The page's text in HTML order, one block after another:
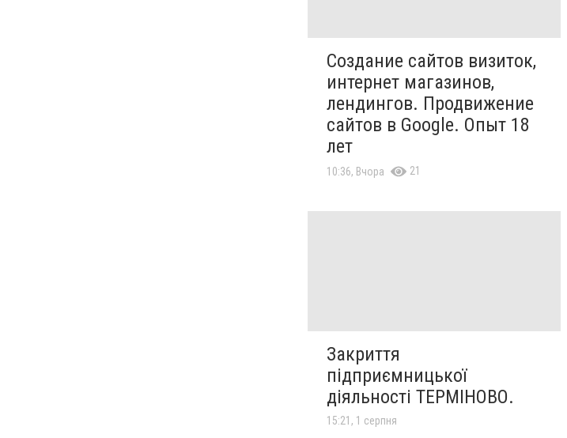
Создание сайтов визиток,
интернет магазинов,
лендингов. Продвижение
сайтов в Google. Опыт 18
лет
10:36, Вчора 21
Закриття
підприємницької
діяльності ТЕРМІНОВО.
15:21, 1 серпня